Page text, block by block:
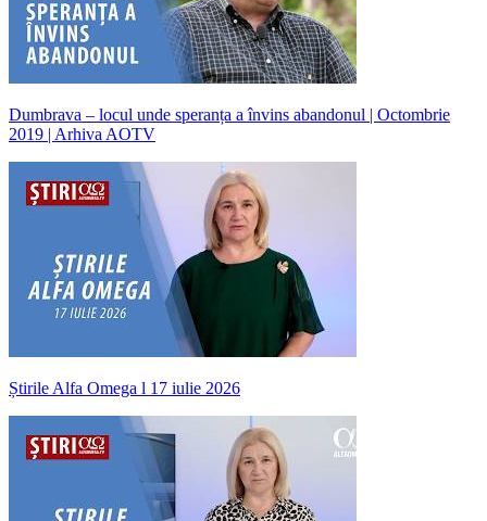
Dumbrava – locul unde speranța a învins abandonul | Octombrie
2019 | Arhiva AOTV
Știrile Alfa Omega l 17 iulie 2026